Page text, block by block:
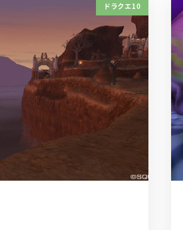
ドラクエ10